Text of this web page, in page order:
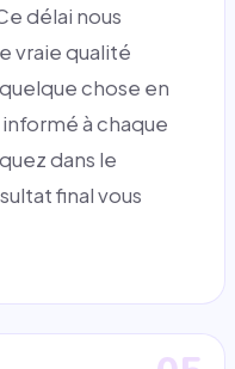
délai nous
vraie qualité
chose en
à chaque
dans le
final vous